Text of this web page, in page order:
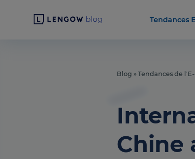
Tendances
Blog » Tendances de
Chine